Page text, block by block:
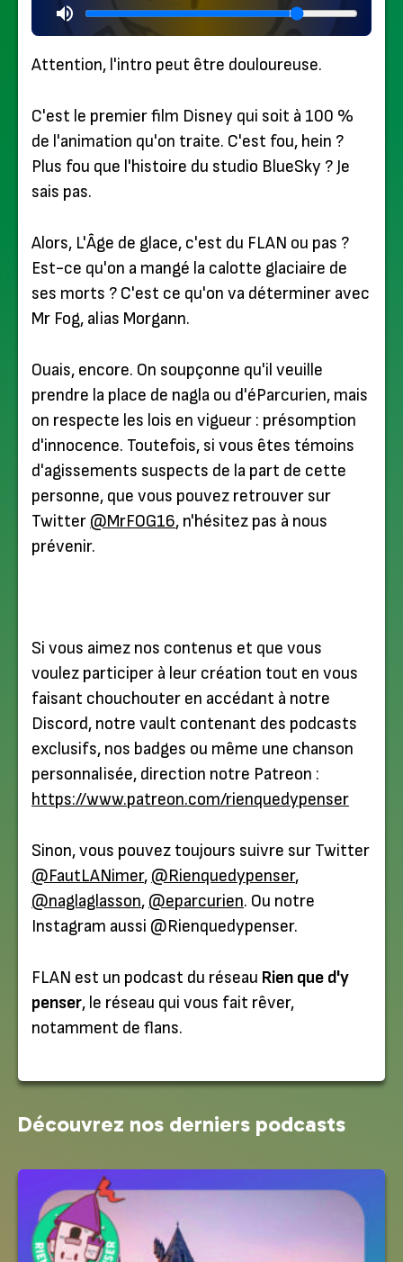
Attention, l'intro peut être douloureuse.
C'est le premier film Disney qui soit à 100 %
de l'animation qu'on traite. C'est fou, hein ?
Plus fou que l'histoire du studio BlueSky ? Je
sais pas.
Alors, L'Âge de glace, c'est du FLAN ou pas ?
Est-ce qu'on a mangé la calotte glaciaire de
ses morts ? C'est ce qu'on va déterminer avec
Mr Fog, alias Morgann.
Ouais, encore. On soupçonne qu'il veuille
prendre la place de nagla ou d'éParcurien, mais
on respecte les lois en vigueur : présomption
d'innocence. Toutefois, si vous êtes témoins
d'agissements suspects de la part de cette
personne, que vous pouvez retrouver sur
Twitter @MrFOG16, n'hésitez pas à nous
prévenir.
Si vous aimez nos contenus et que vous
voulez participer à leur création tout en vous
faisant chouchouter en accédant à notre
Discord, notre vault contenant des podcasts
exclusifs, nos badges ou même une chanson
personnalisée, direction notre Patreon :
https://www.patreon.com/rienquedypenser
Sinon, vous pouvez toujours suivre sur Twitter
@FautLANimer, @Rienquedypenser,
@naglaglasson, @eparcurien. Ou notre
Instagram aussi @Rienquedypenser.
FLAN est un podcast du réseau Rien que d'y
penser, le réseau qui vous fait rêver,
notamment de flans.
Découvrez nos derniers podcasts